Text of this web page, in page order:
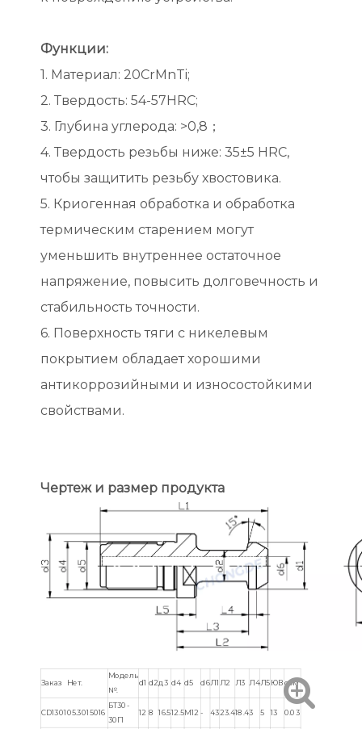
Функции:
1. Материал: 20CrMnTi;
2. Твердость: 54-57HRC;
3. Глубина углерода: >0,8；
4. Твердость резьбы ниже: 35±5 HRC,
чтобы защитить резьбу хвостовика.
5. Криогенная обработка и обработка
термическим старением могут
уменьшить внутреннее остаточное
напряжение, повысить долговечность и
стабильность точности.
6. Поверхность тяги с никелевым
покрытием обладает хорошими
антикоррозийными и износостойкими
свойствами.
Чертеж и размер продукта
Заказ Нет.
Модель
№.
d1 d2д3 d4 d5 d6Л1 Л2 Л3 Л4Л5 ЮВсом
CD130105.3015016
БТ30-
30П
12 8 16.512.5М12 - 4323.418.43 5 13 0.03